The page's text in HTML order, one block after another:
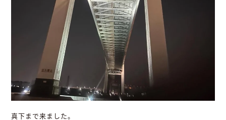
真下まで来ました。